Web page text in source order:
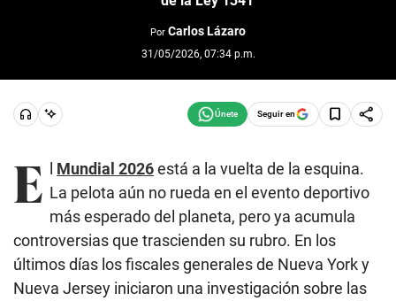
Por Carlos Lázaro
31/05/2026, 07:34 p.m.
Seguir en
E l Mundial 2026está a la vuelta de la esquina.
La pelota aún no rueda en el evento deportivo
más esperado del planeta, pero ya acumula
controversias que trascienden su rubro. En los
últimos días los fiscales generales de Nueva York y
Nueva Jersey iniciaron una investigación sobre las